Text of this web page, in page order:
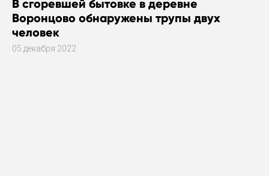
В сгоревшей бытовке в деревне
Воронцово обнаружены трупы двух
человек
05 декабря 2022